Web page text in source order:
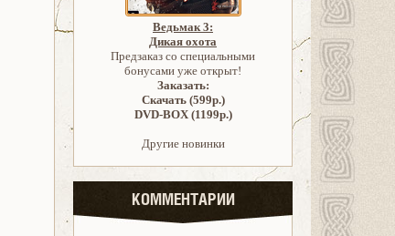
Ведьмак 3:
Дикая охота
Предзаказ со специальными
бонусами уже открыт!
Заказать:
Скачать (599р.)
DVD-BOX (1199р.)
Другие новинки
КОММЕНТАРИИ